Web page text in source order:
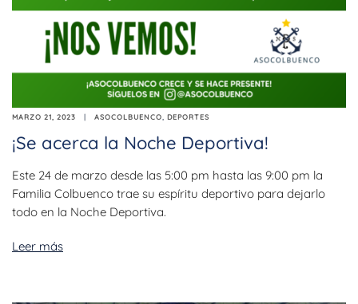
MARZO 21, 2023 ASOCOLBUENCO DEPORTES
¡Se acerca la Noche Deportiva!
Este 24 de marzo desde las 5:00 pm hasta las 9:00 pm la
Familia Colbuenco trae su espíritu deportivo para dejarlo
todo en la Noche Deportiva.
Leer más